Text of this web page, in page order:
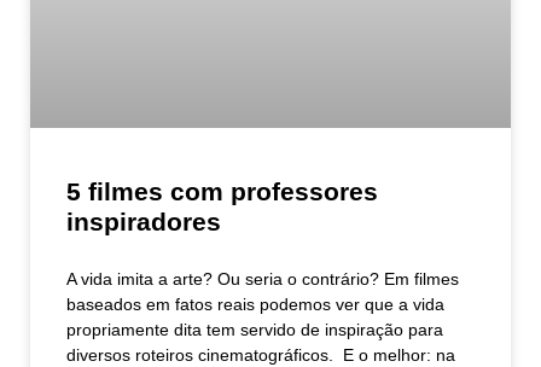
5 filmes com professores
inspiradores
A vida imita a arte? Ou seria o contrário? Em filmes
baseados em fatos reais podemos ver que a vida
propriamente dita tem servido de inspiração para
diversos roteiros cinematográficos. E o melhor: na